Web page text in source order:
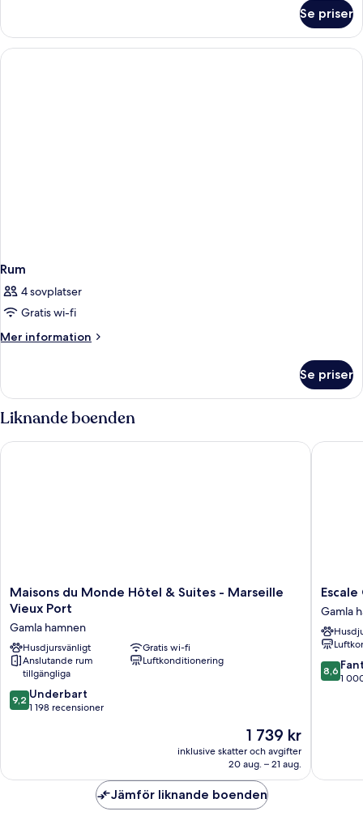
ROOM
Se priser
Rum
4 sovplatser
Gratis wi-fi
Mer information
Mer
Se priser
Liknande boenden
Maisons
du
Hôtel
&
Suites
Marseille
Vieux
Maisons du Monde Hôtel & Suites - Marseille
Vieux Port
Gamla hamnen
Husdjursvänligt
Gratis wi-fi
Anslutande rum
tillgängliga
Luftkonditionering
9.2
av
9,2 Underbart
1 198 recensioner
Priset
är
1 739 kr
1 739 kr
inklusive skatter och avgifter
20 aug. – 21 aug.
Maisons du Monde Hôtel & Suites - Marseille Vieux Port
Escale
Oceania
Vieux
Port
Gamla
hamnen
Gamla
8.6
av
8,6
1
Escale
Jämför liknande boenden